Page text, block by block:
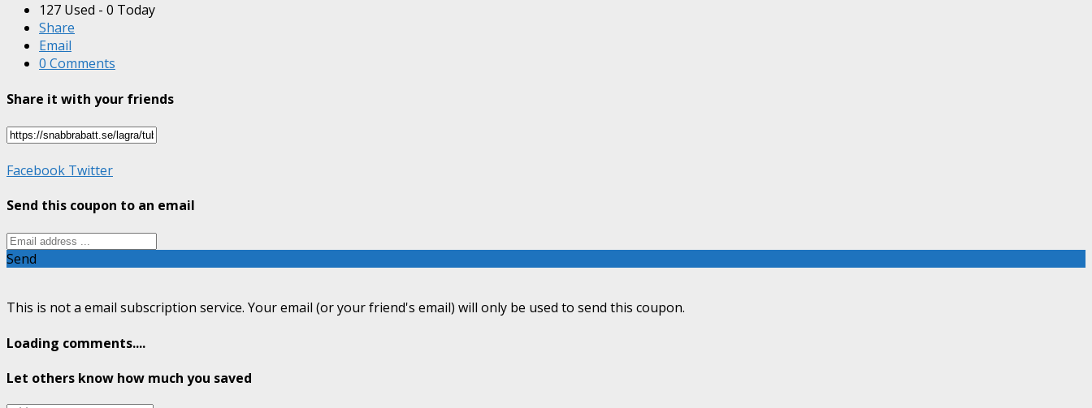
127 Used - 0 Today
Share
Email
0 Comments
Share it with your friends
Facebook Twitter
Send this coupon to an email
Send
This is not a email subscription service. Your email (or your friend's email) will only be used to send this coupon.
Loading comments....
Let others know how much you saved